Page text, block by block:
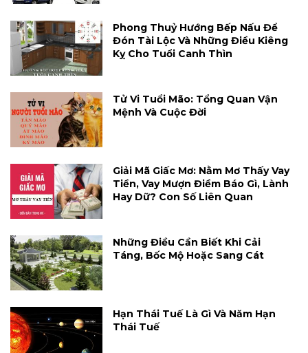
Phong Thuỷ Hướng Bếp Nấu Để
Đón Tài Lộc Và Những Điều Kiêng
Kỵ Cho Tuổi Canh Thìn
Tử Vi Tuổi Mão: Tổng Quan Vận
Mệnh Và Cuộc Đời
Giải Mã Giấc Mơ: Nằm Mơ Thấy Vay
Tiền, Vay Mượn Điềm Báo Gì, Lành
Hay Dữ? Con Số Liên Quan
Những Điều Cần Biết Khi Cải
Táng, Bốc Mộ Hoặc Sang Cát
Hạn Thái Tuế Là Gì Và Năm Hạn
Thái Tuế